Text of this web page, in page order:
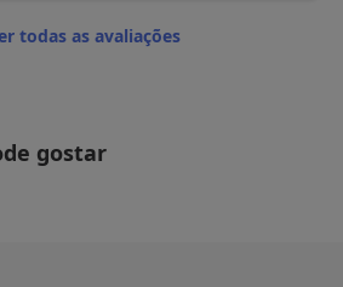
todas as avaliações
gostar